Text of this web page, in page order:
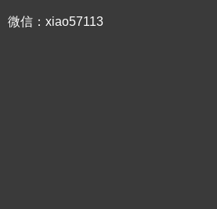
微信：xiao57113